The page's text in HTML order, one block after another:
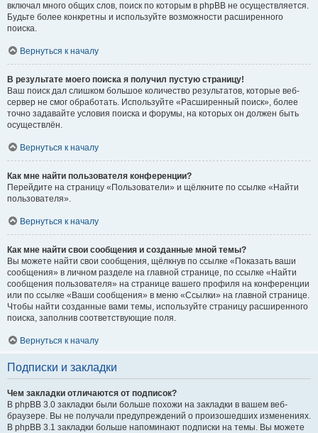
включал много общих слов, поиск по которым в phpBB не осуществляется.
Будьте более конкретны и используйте возможности расширенного
поиска.
Вернуться к началу
В результате моего поиска я получил пустую страницу!
Ваш поиск дал слишком большое количество результатов, которые веб-
сервер не смог обработать. Используйте «Расширенный поиск», более
точно задавайте условия поиска и форумы, на которых он должен быть
осуществлён.
Вернуться к началу
Как мне найти пользователя конференции?
Перейдите на страницу «Пользователи» и щёлкните по ссылке «Найти
пользователя».
Вернуться к началу
Как мне найти свои сообщения и созданные мной темы?
Вы можете найти свои сообщения, щёлкнув по ссылке «Показать ваши
сообщения» в личном разделе на главной странице, по ссылке «Найти
сообщения пользователя» на странице вашего профиля на конференции
или по ссылке «Ваши сообщения» в меню «Ссылки» на главной странице.
Чтобы найти созданные вами темы, используйте страницу расширенного
поиска, заполнив соответствующие поля.
Вернуться к началу
Подписки и закладки
Чем закладки отличаются от подписок?
В phpBB 3.0 закладки были больше похожи на закладки в вашем веб-
браузере. Вы не получали предупреждений о произошедших изменениях.
В phpBB 3.1 закладки больше напоминают подписки на темы. Вы можете